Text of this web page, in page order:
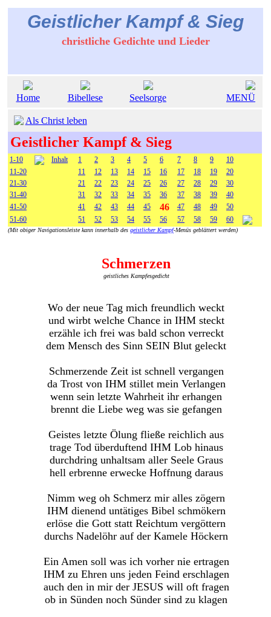
Geistlicher Kampf & Sieg
christliche Gedichte und Lieder
Home Bibellese Seelsorge MENÜ
Als Christ leben
Geistlicher Kampf & Sieg
1-10 Inhalt 1 2 3 4 5 6 7 8 9
10
11-20
11 12 13 14 15 16 17 18 19
20
21-30
21 22 23 24 25 26 27 28 29
30
31-40
31 32 33 34 35 36 37 38 39
40
41-50
41 42 43 44 45 46 47 48 49
50
51-60
51 52 53 54 55 56 57 58 59 60
(Mit obiger Navigationsleiste kann innerhalb des geistlicher Kampf-Menüs geblättert werden)
Schmerzen
geistliches Kampfesgedicht
Wo der neue Tag mich freundlich weckt
und wirbt welche Chance in IHM steckt
erzähle ich frei was bald schon verreckt
dem Mensch des Sinn SEIN Blut geleckt
Schmerzende Zeit ist schnell vergangen
da Trost von IHM stillet mein Verlangen
wenn sein letzte Wahrheit ihr erhangen
brennt die Liebe weg was sie gefangen
Geistes letzte Ölung fließe reichlich aus
trage Tod überduftend IHM Lob hinaus
durchdring unhaltsam aller Seele Graus
hell erbrenne erwecke Hoffnung daraus
Nimm weg oh Schmerz mir alles zögern
IHM dienend untätiges Bibel schmökern
erlöse die Gott statt Reichtum vergöttern
durchs Nadelöhr auf der Kamele Höckern
Ein Amen soll was ich vorher nie ertragen
IHM zu Ehren uns jeden Feind erschlagen
auch den in mir der JESUS will oft fragen
ob in Sünden noch Sünder sind zu klagen